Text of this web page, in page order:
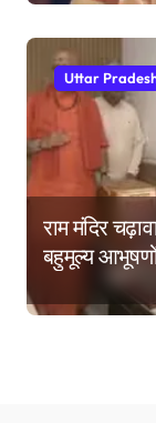
Uttar
राम मंदिर
बहुमूल्य आभूषणों
वेबसाइट पर